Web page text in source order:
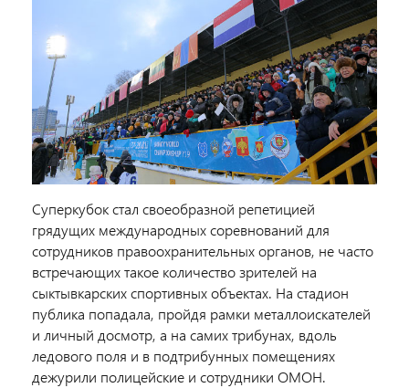
Суперкубок стал своеобразной репетицией
грядущих международных соревнований для
сотрудников правоохранительных органов, не часто
встречающих такое количество зрителей на
сыктывкарских спортивных объектах. На стадион
публика попадала, пройдя рамки металлоискателей
и личный досмотр, а на самих трибунах, вдоль
ледового поля и в подтрибунных помещениях
дежурили полицейские и сотрудники ОМОН.